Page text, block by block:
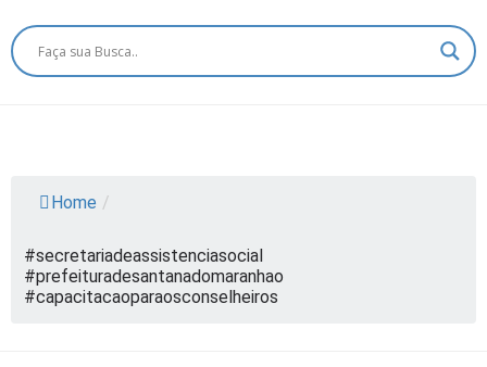
Home /
#secretariadeassistenciasocial
#prefeituradesantanadomaranhao
#capacitacaoparaosconselheiros